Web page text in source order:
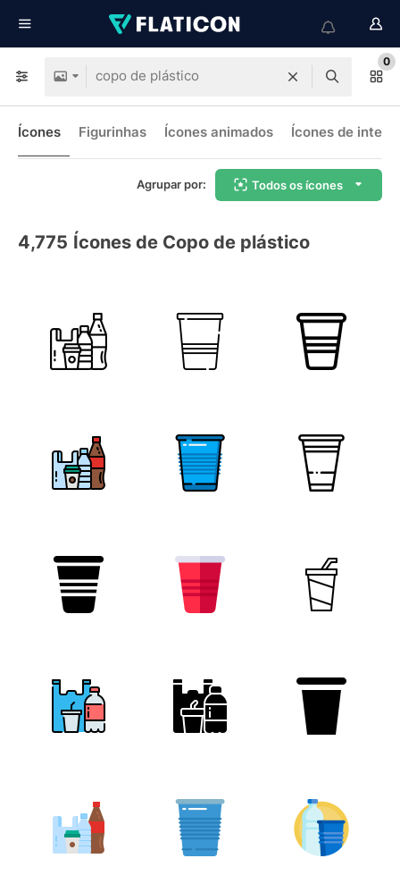
0
Ícones Figurinhas Ícones animados Ícones de
Agrupar por: Todos os ícones
4,775 Ícones de Copo de plástico